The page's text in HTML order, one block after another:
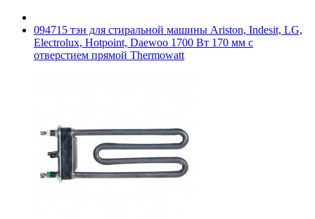
094715 тэн для стиральной машины Ariston, Indesit, LG,
Electrolux, Hotpoint, Daewoo 1700 Вт 170 мм с
отверстием прямой Thermowatt